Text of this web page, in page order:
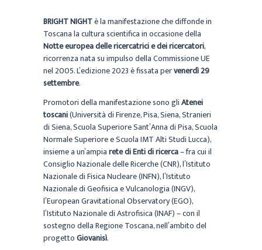
BRIGHT NIGHTè la manifestazione che diffonde in
Toscana la cultura scientifica in occasione della
Notte europea delle ricercatrici e dei ricercatori,
ricorrenza nata su impulso della Commissione UE
nel 2005. L’edizione 2023 è fissata pervenerdì 29
settembre.
Promotori della manifestazione sono gliAtenei
toscani(Università di Firenze, Pisa, Siena, Stranieri
di Siena, Scuola Superiore Sant’Anna di Pisa, Scuola
Normale Superiore e Scuola IMT Alti Studi Lucca),
insieme a un’ampiarete di Enti di ricerca– fra cui il
Consiglio Nazionale delle Ricerche (CNR), l’Istituto
Nazionale di Fisica Nucleare (INFN), l’Istituto
Nazionale di Geofisica e Vulcanologia (INGV),
l’European Gravitational Observatory (EGO),
l’Istituto Nazionale di Astrofisica (INAF) – con il
sostegno della Regione Toscana, nell’ambito del
progettoGiovanisì.